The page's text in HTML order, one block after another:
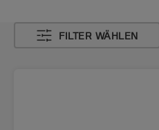
FILTER WÄHLEN